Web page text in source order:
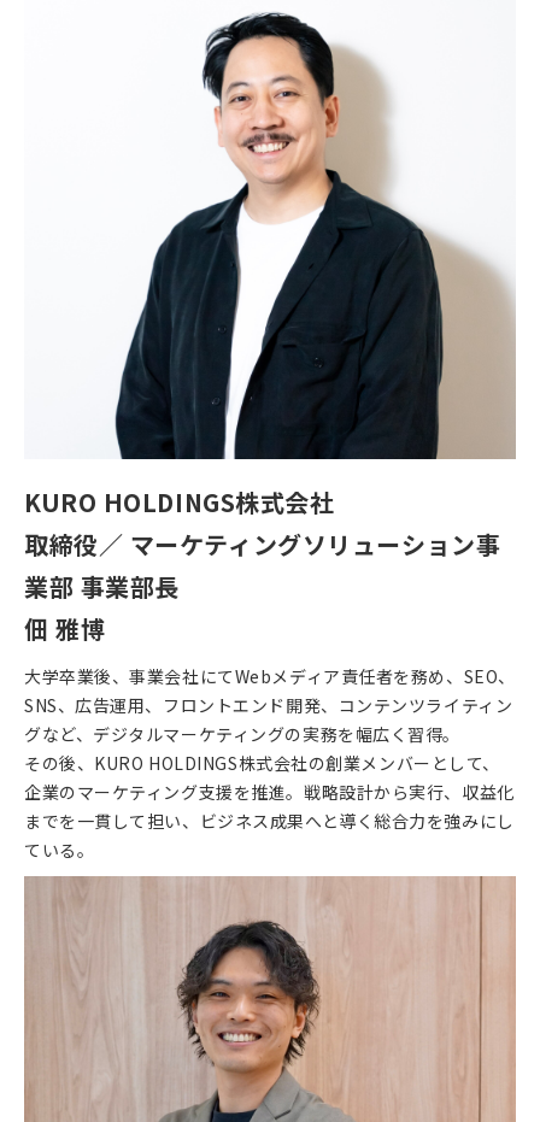
KURO HOLDINGS株式会社
取締役／ マーケティングソリューション事
業部 事業部長
佃 雅博
大学卒業後、事業会社にてWebメディア責任者を務め、SEO、
SNS、広告運用、フロントエンド開発、コンテンツライティン
グなど、デジタルマーケティングの実務を幅広く習得。
その後、KURO HOLDINGS株式会社の創業メンバーとして、
企業のマーケティング支援を推進。戦略設計から実行、収益化
までを一貫して担い、ビジネス成果へと導く総合力を強みにし
ている。